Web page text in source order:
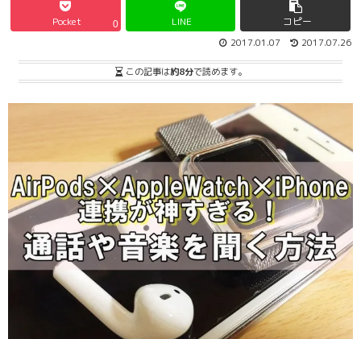
Pocket 0 LINE コピー
2017.07.26
2017.01.07
この記事は約8分で読めます。